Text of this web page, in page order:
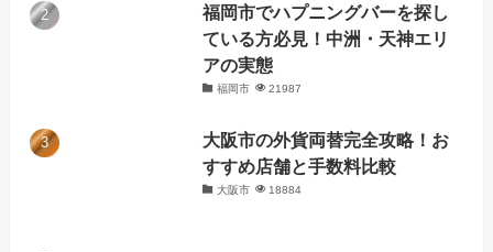
福岡市でハプニングバーを探し
ている方必見！中洲・天神エリ
アの実態
福岡市 21987
大阪市の外貨両替完全攻略！お
すすめ店舗と手数料比較
大阪市 18884